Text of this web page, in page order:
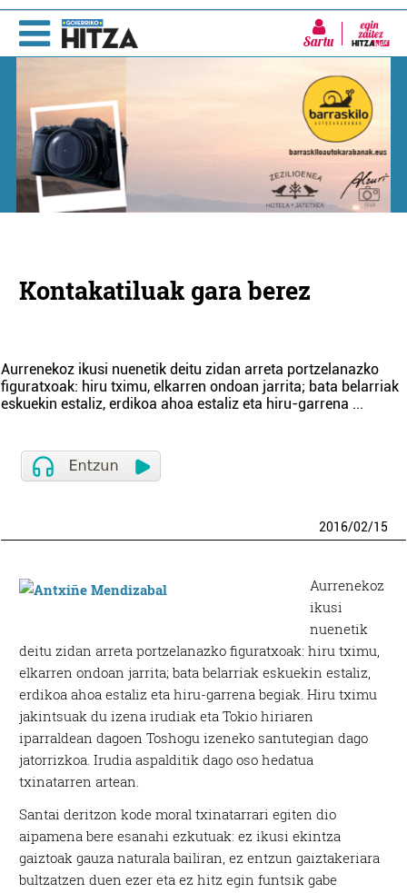
Sartu
Kontakatiluak gara berez
Aurrenekoz ikusi nuenetik deitu zidan arreta portzelanazko
figuratxoak: hiru tximu, elkarren ondoan jarrita; bata belarriak
eskuekin estaliz, erdikoa ahoa estaliz eta hiru-garrena ...
2016/02/15
Aurrenekoz
ikusi
nuenetik
deitu zidan arreta portzelanazko figuratxoak: hiru tximu,
elkarren ondoan jarrita; bata belarriak eskuekin estaliz,
erdikoa ahoa estaliz eta hiru-garrena begiak. Hiru tximu
jakintsuak du izena irudiak eta Tokio hiriaren
iparraldean dagoen Toshogu izeneko santutegian dago
jatorrizkoa. Irudia aspalditik dago oso hedatua
txinatarren artean.
Santai deritzon kode moral txinatarrari egiten dio
aipamena bere esanahi ezkutuak: ez ikusi ekintza
gaiztoak gauza naturala bailiran, ez entzun gaiztakeriara
bultzatzen duen ezer eta ez hitz egin funtsik gabe